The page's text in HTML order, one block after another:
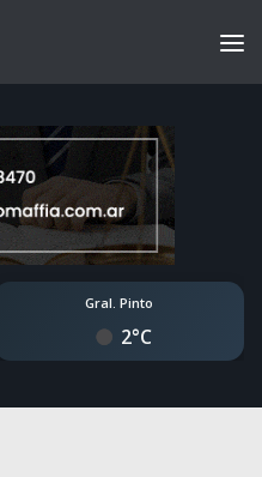
Gral. Pinto
2°C